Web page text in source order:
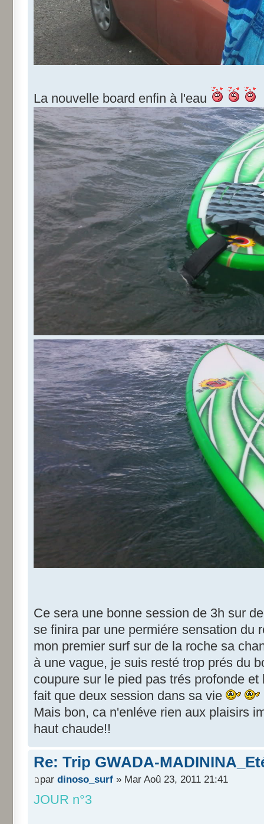
La nouvelle board enfin à l'eau
Ce sera une bonne session de 3h sur
se finira par une permiére sensation du
mon premier surf sur de la roche sa
à une vague, je suis resté trop prés du
coupure sur le pied pas trés profonde
fait que deux session dans sa vie
Mais bon, ca n'enléve rien aux plaisirs
haut chaude!!
Re: Trip GWADA-
par dinoso_surf » Mar Aoû 23, 2011 21:41
JOUR n°3